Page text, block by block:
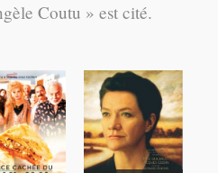
Coutu » est cité.